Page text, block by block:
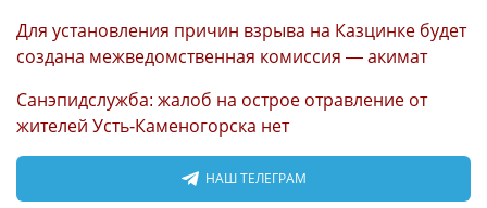
Для установления причин взрыва на Казцинке будет
создана межведомственная комиссия — акимат
Санэпидслужба: жалоб на острое отравление от
жителей Усть-Каменогорска нет
НАШ ТЕЛЕГРАМ